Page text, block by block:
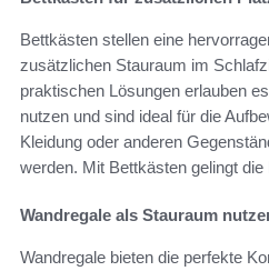
Bettkästen stellen eine
zusätzlichen Stauraum im
praktischen Lösungen erlauben
nutzen und sind ideal für die
Kleidung oder anderen
werden. Mit Bettkästen gelingt
Wandregale als Stauraum
Wandregale bieten die perfekte